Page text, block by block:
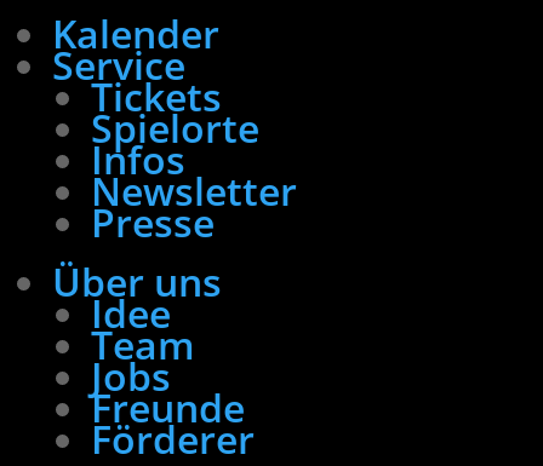
Kalender
Service
Tickets
Spielorte
Infos
Newsletter
Presse
Über uns
Idee
Team
Jobs
Freunde
Förderer